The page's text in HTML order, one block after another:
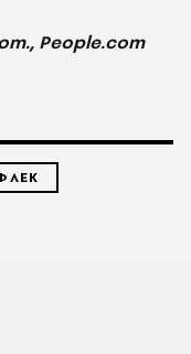
People.com